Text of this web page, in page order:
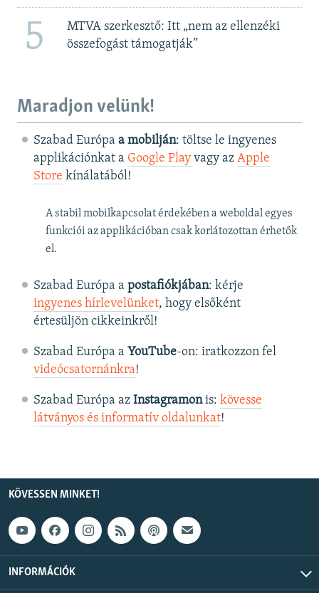
5
MTVA szerkesztő: Itt „nem az ellenzéki
összefogást támogatják”
Maradjon velünk!
Szabad Európa a mobilján: töltse le ingyenes
applikációnkat a Google Playvagy az Apple
Store kínálatából!
A stabil mobilkapcsolat érdekében a weboldal egyes
funkciói az applikációban csak korlátozottan érhetők
el.
Szabad Európa a postafiókjában: kérje
ingyenes hírlevelünket, hogy elsőként
értesüljön cikkeinkről!
Szabad Európa a YouTube-on: iratkozzon fel
videócsatornánkra!
Szabad Európa az Instagramonis: kövesse
látványos és informatív oldalunkat! ​
KÖVESSEN MINKET!
INFORMÁCIÓK